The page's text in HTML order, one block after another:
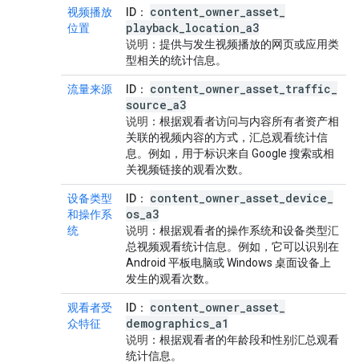
视频播放
位置
ID ： content owner asset
playback location a3
说明 ：提供与发生视频播放的网页或应用类
型相关的统计信息。
流量来源 ID ： content owner asset traffic
source a3
说明 ：根据观看者访问与内容所有者资产相
关联的视频内容的方式，汇总观看统计信
息。例如，用于标识来自 Google 搜索或相
关视频链接的观看次数。
设备类型
和操作系
统
ID ： content owner asset device
os a3
说明 ：根据观看者的操作系统和设备类型汇
总视频观看统计信息。例如，它可以识别在
Android 平板电脑或 Windows 桌面设备上
发生的观看次数。
观看者受
众特征
ID ： content owner asset
demographics a1
说明 ：根据观看者的年龄段和性别汇总观看
统计信息。